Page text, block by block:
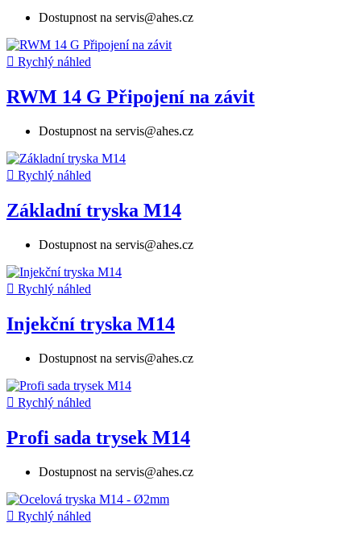
Dostupnost na servis@ahes.cz
 Rychlý náhled
RWM 14 G Připojení na závit
Dostupnost na servis@ahes.cz
 Rychlý náhled
Základní tryska M14
Dostupnost na servis@ahes.cz
 Rychlý náhled
Injekční tryska M14
Dostupnost na servis@ahes.cz
 Rychlý náhled
Profi sada trysek M14
Dostupnost na servis@ahes.cz
 Rychlý náhled